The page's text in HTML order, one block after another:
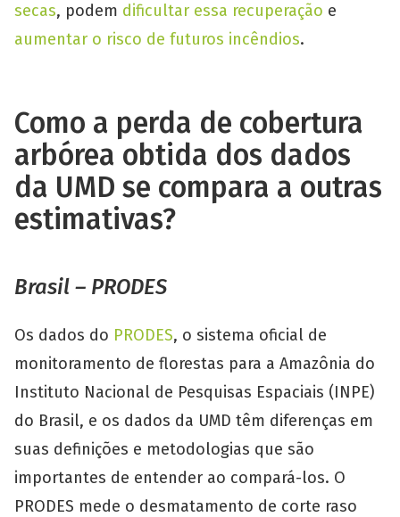
secas, podem dificultar essa recuperação e
aumentar o risco de futuros incêndios.
Como a perda de cobertura
arbórea obtida dos dados
da UMD se compara a outras
estimativas?
Brasil – PRODES
Os dados do PRODES, o sistema oficial de
monitoramento de florestas para a Amazônia do
Instituto Nacional de Pesquisas Espaciais (INPE)
do Brasil, e os dados da UMD têm diferenças em
suas definições e metodologias que são
importantes de entender ao compará-los. O
PRODES mede o desmatamento de corte raso